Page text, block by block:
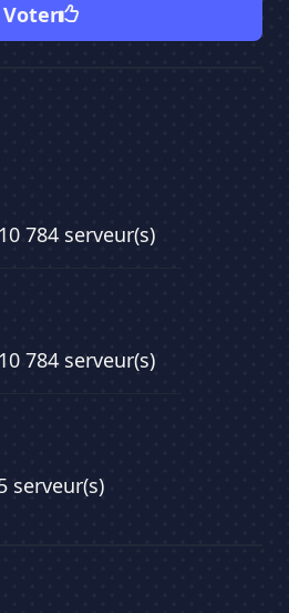
Voter
784 serveur(s)
784 serveur(s)
serveur(s)